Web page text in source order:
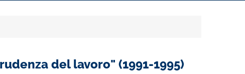
del lavoro" (1991-1995)